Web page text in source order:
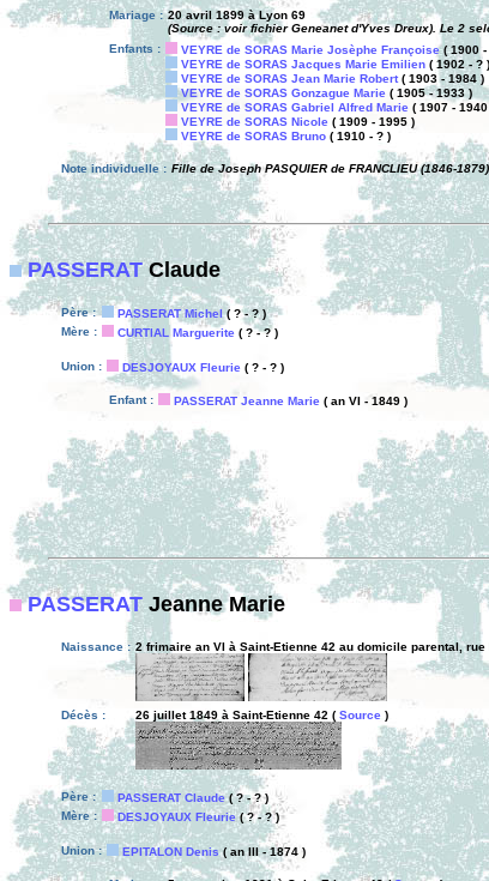
Mariage : 20 avril 1899 à Lyon 69
(Source : voir fichier Geneanet d'Yves Dreux). Le 2
Enfants :
VEYRE de SORAS Marie Josèphe Françoise( 1900 -
VEYRE de SORAS Jacques Marie Emilien ( 1902 - ? )
VEYRE de SORAS Jean Marie Robert( 1903 - 1984 )
VEYRE de SORAS Gonzague Marie ( 1905 - 1933 )
VEYRE de SORAS Gabriel Alfred Marie ( 1907 - 1940
VEYRE de SORAS Nicole ( 1909 - 1995 )
VEYRE de SORAS Bruno ( 1910 - ? )
Note individuelle : Fille de Joseph PASQUIER de FRANCLIEU (1846-
PASSERATClaude
Père : PASSERAT Michel( ? - ? )
Mère :
CURTIAL Marguerite ( ? - ? )
Union : DESJOYAUX Fleurie ( ? - ? )
Enfant : PASSERAT Jeanne Marie ( an VI - 1849 )
PASSERATJeanne Marie
Naissance : 2 frimaire an VI à Saint-Etienne 42 au domicile parental, rue
Décès : 26 juillet 1849 à Saint-Etienne 42 ( Source )
Père : PASSERAT Claude( ? - ? )
Mère :
DESJOYAUX Fleurie( ? - ? )
Union : EPITALON Denis( an III - 1874 )